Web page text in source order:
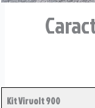
KitVirvolt900